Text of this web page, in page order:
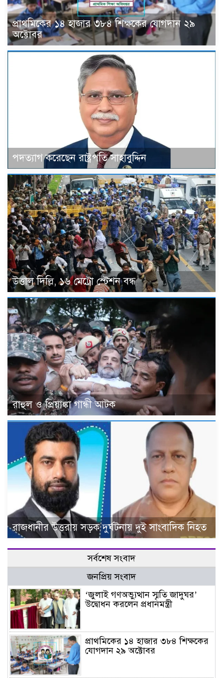
প্রাথমিকের ১৪ হাজার ৩৮৪ শিক্ষকের যোগদান ২৯
অক্টোবর
পদত্যাগ করেছেন রাষ্ট্রপতি সাহাবুদ্দিন
উত্তাল দিল্লি, ১৬ মেট্রো স্টেশন বন্ধ
রাহুল ও প্রিয়াঙ্কা গান্ধী আটক
রাজধানীর উত্তরায় সড়ক দুর্ঘটনায় দুই সাংবাদিক নিহত
সর্বশেষ সংবাদ
জনপ্রিয় সংবাদ
‘জুলাই গণঅভ্যুত্থান স্মৃতি জাদুঘর’
উদ্বোধন করলেন প্রধানমন্ত্রী
প্রাথমিকের ১৪ হাজার ৩৮৪ শিক্ষকের
যোগদান ২৯ অক্টোবর